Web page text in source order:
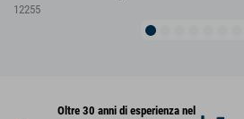
12255
Oltre 30 anni di esperienza nel